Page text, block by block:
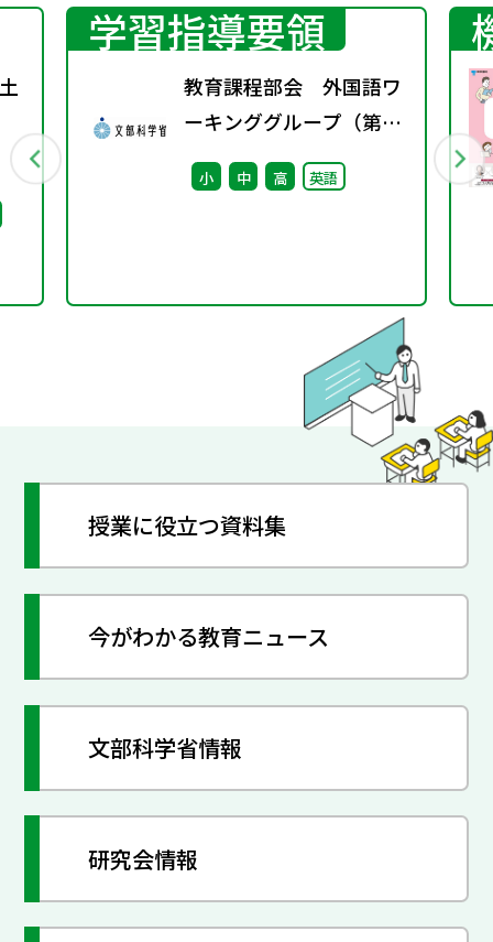
学習指導要領
教育課程部会 外国語ワ
ーキンググループ（第5
回） 配付資料
小 中 高 英語
授業に役立つ資料集
今がわかる教育ニュース
文部科学省情報
研究会情報